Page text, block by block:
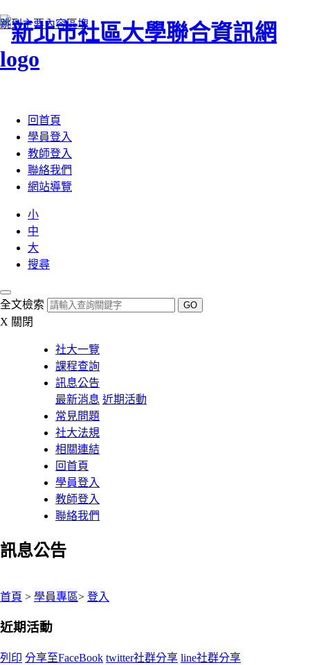
跳到主要內容區塊
回首頁
學員登入
教師登入
聯絡我們
網站導覽
小
中
大
搜尋
全文檢索 GO
X 關閉
社大一覽
課程查詢
訊息公告
最新消息 近期活動
常見問題
社大法規
相關連結
回首頁
學員登入
教師登入
聯絡我們
訊息公告
首頁 > 學員專區> 登入
近期活動
列印 分享至FaceBook twitter社群分享 line社群分享